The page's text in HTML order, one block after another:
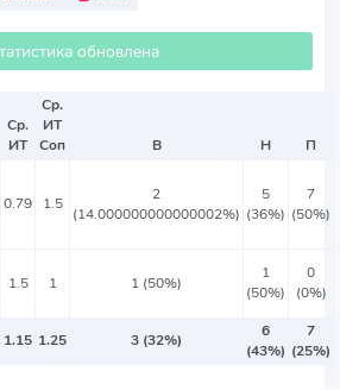
обновлена
Ср.
ИТ
Ср.
ИТ
Соп
В Н
П
0.79 1.5
2
(14.000000000000002%)
5
(36%)
7
(50%)
1.5 1 1 (50%)
1
(50%)
0
(0%)
1.15 1.25 3 (32%)
6
(43%)
7
(25%)